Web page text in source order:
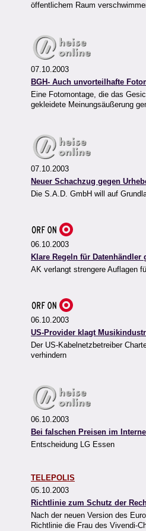
öffentlichem Raum
07.10.2003
BGH- Auch unvorteilhafte
Eine Fotomontage, die das
gekleidete Meinungsäußerung
07.10.2003
Neuer Schachzug gegen
Die S.A.D. GmbH will auf
06.10.2003
Klare Regeln für Datenhändler
AK verlangt strengere Auflagen
06.10.2003
US-Provider klagt
Der US-Kabelnetzbetreiber
verhindern
06.10.2003
Bei falschen Preisen im
Entscheidung LG Essen
TELEPOLIS
05.10.2003
Richtlinie zum Schutz der
Nach der neuen Version des
Richtlinie die Frau des Vivendi-